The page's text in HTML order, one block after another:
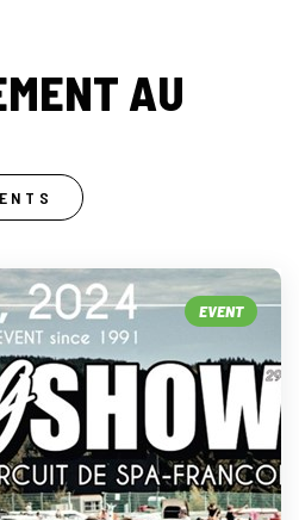
AU
EVENT